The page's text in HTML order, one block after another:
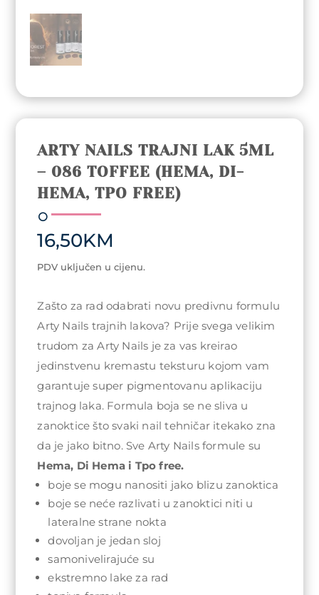
ARTY NAILS TRAJNI LAK 5ML
– 086 TOFFEE (HEMA, DI-
HEMA, TPO FREE)
16,50KM
PDV uključen u cijenu.
Zašto za rad odabrati novu predivnu formulu
Arty Nails trajnih lakova? Prije svega velikim
trudom za Arty Nails je za vas kreirao
jedinstvenu kremastu teksturu kojom vam
garantuje super pigmentovanu aplikaciju
trajnog laka. Formula boja se ne sliva u
zanoktice što svaki nail tehničar itekako zna
da je jako bitno. Sve Arty Nails formule su
Hema, Di Hema i Tpo free.
boje se mogu nanositi jako blizu zanoktica
boje se neće razlivati u zanoktici niti u
lateralne strane nokta
dovoljan je jedan sloj
samonivelirajuće su
ekstremno lake za rad